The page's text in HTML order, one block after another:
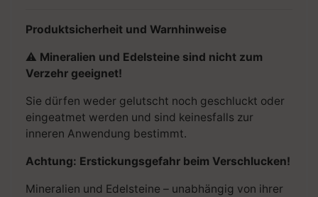
Produktsicherheit und Warnhinweise
⚠ Mineralien und Edelsteine sind nicht zum
Verzehr geeignet!
Sie dürfen weder gelutscht noch geschluckt oder
eingeatmet werden und sind keinesfalls zur
inneren Anwendung bestimmt.
Achtung: Erstickungsgefahr beim Verschlucken!
Mineralien und Edelsteine – unabhängig von ihrer